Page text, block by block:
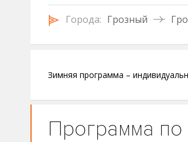
Городa: Грозный
Зимняя программа –
Программа по